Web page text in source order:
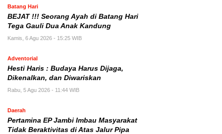
Batang Hari
BEJAT !!! Seorang Ayah di Batang Hari
Tega Gauli Dua Anak Kandung
Kamis, 6 Agu 2026 - 15:25 WIB
Adventorial
Hesti Haris : Budaya Harus Dijaga,
Dikenalkan, dan Diwariskan
Rabu, 5 Agu 2026 - 11:44 WIB
Daerah
Pertamina EP Jambi Imbau Masyarakat
Tidak Beraktivitas di Atas Jalur Pipa